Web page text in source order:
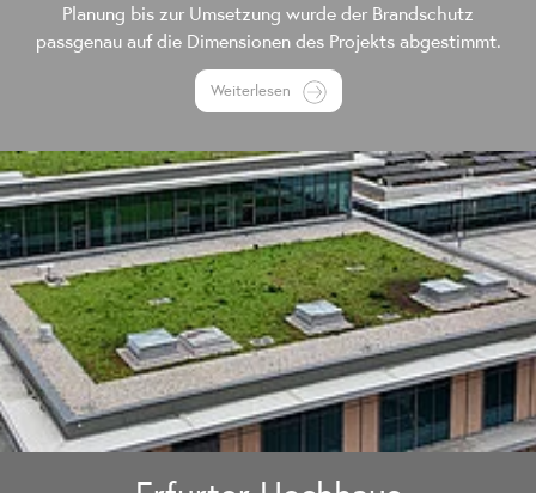
Planung bis zur Umsetzung wurde der Brandschutz
passgenau auf die Dimensionen des Projekts abgestimmt.
Weiterlesen